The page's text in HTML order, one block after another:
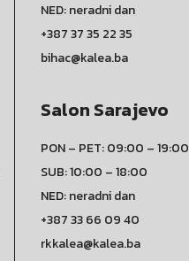
NED: neradni dan
+387 37 35 22 35
bihac@kalea.ba
Salon Sarajevo
PON – PET: 09:00 – 19:00
SUB: 10:00 – 18:00
NED: neradni dan
+387 33 66 09 40
rkkalea@kalea.ba